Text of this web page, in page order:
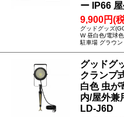
ー IP66
9,900円(
グッドグッズ
W 昼白色/電球
駐車場 グラウン
グッドグ
クランプ
白色 虫が
内/屋外兼
LD-J6D